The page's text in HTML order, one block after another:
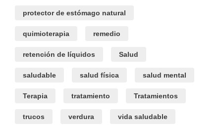
protector de estómago natural
quimioterapia remedio
retención de líquidos Salud
saludable salud física salud mental
Terapia tratamiento Tratamientos
trucos verdura vida saludable